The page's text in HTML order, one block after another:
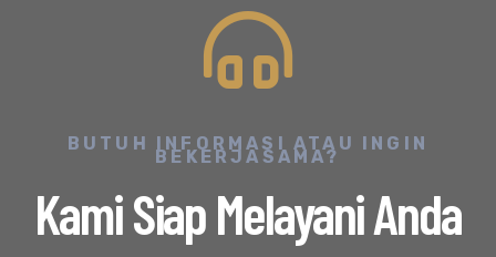
BUTUH INFORMASI ATAU INGIN
BEKERJASAMA?
Kami Siap Melayani Anda